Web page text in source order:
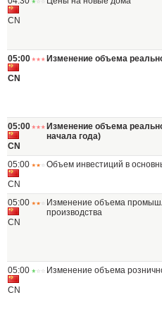
CN
05:00
CN
Изменение объема
05:00
CN
Изменение объема
начала года)
05:00
CN
Объем инвестиций в
05:00
CN
Изменение объема
производства
05:00
CN
Изменение объема